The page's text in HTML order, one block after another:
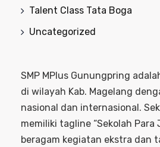
Talent Class Tata Boga
Uncategorized
SMP MPlus Gunungpring
di wilayah Kab. Magelang
nasional dan internasional.
memiliki tagline “Sekolah Para
beragam kegiatan ekstra dan